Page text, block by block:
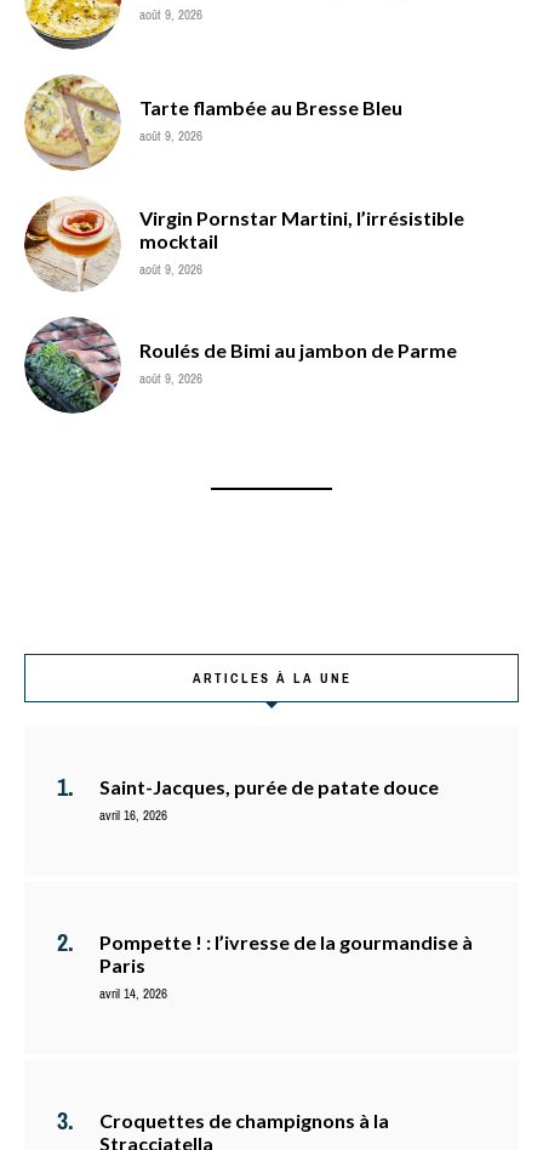
août 9, 2026
Tarte flambée au Bresse Bleu
août 9, 2026
Virgin Pornstar Martini, l’irrésistible
mocktail
août 9, 2026
Roulés de Bimi au jambon de Parme
août 9, 2026
ARTICLES À LA UNE
Saint-Jacques, purée de patate douce
avril 16, 2026
Pompette ! : l’ivresse de la gourmandise à
Paris
avril 14, 2026
Croquettes de champignons à la
Stracciatella